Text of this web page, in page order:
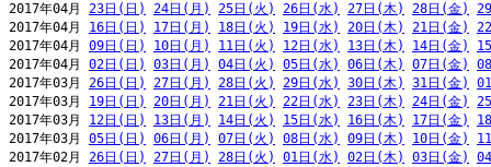
2017年04月 23日(日) 24日(月) 25日(火) 26日(水) 27日(木) 28日(金)
2017年04月 16日(日) 17日(月) 18日(火) 19日(水) 20日(木) 21日(金)
2017年04月 09日(日) 10日(月) 11日(火) 12日(水) 13日(木) 14日(金)
2017年04月 02日(日) 03日(月) 04日(火) 05日(水) 06日(木) 07日(金)
2017年03月 26日(日) 27日(月) 28日(火) 29日(水) 30日(木) 31日(金)
2017年03月 19日(日) 20日(月) 21日(火) 22日(水) 23日(木) 24日(金)
2017年03月 12日(日) 13日(月) 14日(火) 15日(水) 16日(木) 17日(金)
2017年03月 05日(日) 06日(月) 07日(火) 08日(水) 09日(木) 10日(金)
2017年02月 26日(日) 27日(月) 28日(火) 01日(水) 02日(木) 03日(金)